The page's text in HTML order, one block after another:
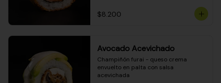
$8.200
Avocado Acevichado
Champiñón furai - queso crema
envuelto en palta con salsa
acevichada